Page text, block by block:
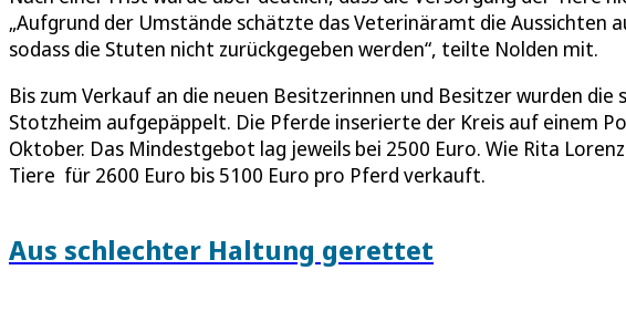
„Aufgrund der Umstände schätzte das Veterinäramt die Aussichten
sodass die Stuten nicht zurückgegeben werden“, teilte Nolden mit.
Bis zum Verkauf an die neuen Besitzerinnen und Besitzer wurden
Stotzheim aufgepäppelt. Die Pferde inserierte der Kreis auf einem
Oktober. Das Mindestgebot lag jeweils bei 2500 Euro. Wie Rita
Tiere für 2600 Euro bis 5100 Euro pro Pferd verkauft.
Aus schlechter Haltung gerettet